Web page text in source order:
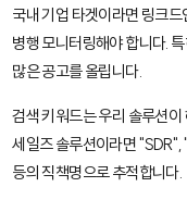
국내 기업 타겟이라면 링크드
병행 모니터링해야 합니다.
많은 공고를 올립니다.
검색 키워드는 우리 솔루션
세일즈 솔루션이라면
등의 직책명으로 추적합니다.